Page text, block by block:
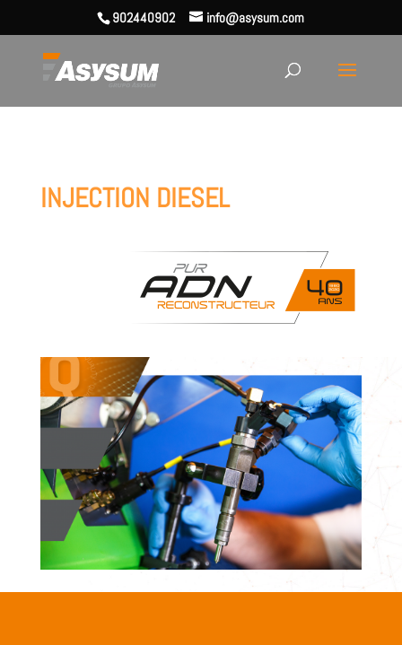
902440902 info@asysum.com
INJECTION DIESEL